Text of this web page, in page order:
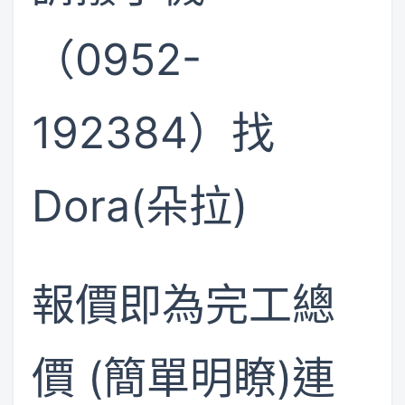
（0952-
192384）找
Dora(朵拉)
報價即為完工總
價 (簡單明瞭)連